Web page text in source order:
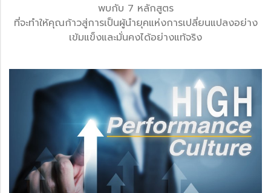
พบกับ 7 หลักสูตร
ที่จะทำให้คุณก้าวสู่การเป็นผู้นำยุคแห่งการเปลี่ยนแปลงอย่าง
เข้มแข็งและมั่นคงได้อย่างแท้จริง